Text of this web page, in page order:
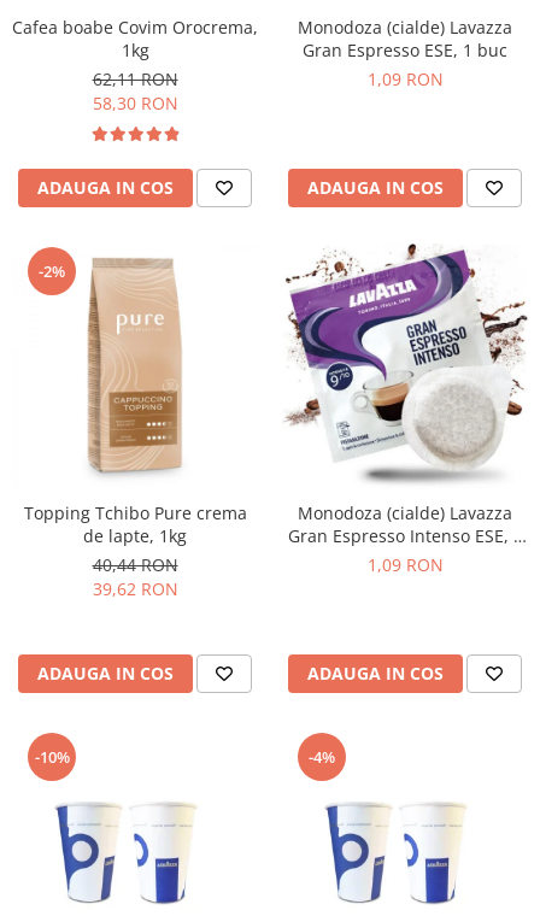
Curatare
Portafiltre
Tamper
Altele
Cafea boabe Covim Orocrema,
1kg
62,11 RON
58,30 RON
ADAUGA IN COS
Monodoza (cialde) Lavazza
Gran Espresso ESE, 1 buc
1,09 RON
ADAUGA IN COS
-2%
Topping Tchibo Pure crema
de lapte, 1kg
40,44 RON
39,62 RON
ADAUGA IN COS
Monodoza (cialde) Lavazza
Gran Espresso Intenso ESE, 1
buc
1,09 RON
ADAUGA IN COS
-10% -4%